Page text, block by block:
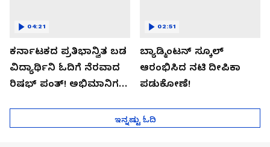
ಕರ್ನಾಟಕದ ಪ್ರತಿಭಾನ್ವಿತ ಬಡ
ವಿದ್ಯಾರ್ಥಿನಿ ಓದಿಗೆ ನೆರವಾದ
ರಿಷಭ್ ಪಂತ್! ಅಭಿಮಾನಿಗಳ
04:21
ಬ್ಯಾಡ್ಮಿಂಟನ್ ಸ್ಕೂಲ್​
ಆರಂಭಿಸಿದ ನಟಿ ದೀಪಿಕಾ
ಪಡುಕೋಣೆ!
02:51
ಇನ್ನಷ್ಟು ಓದಿ